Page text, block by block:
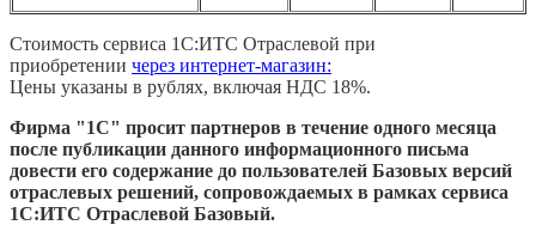
Стоимость сервиса 1С:ИТС Отраслевой при
приобретении через интернет-магазин:
Цены указаны в рублях, включая НДС 18%.
Фирма "1С" просит партнеров в течение одного месяца
после публикации данного информационного письма
довести его содержание до пользователей Базовых версий
отраслевых решений, сопровождаемых в рамках сервиса
1С:ИТС Отраслевой Базовый.